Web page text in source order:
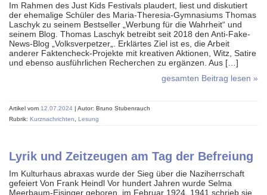
Im Rahmen des Just Kids Festivals plaudert, liest und diskutiert
der ehemalige Schüler des Maria-Theresia-Gymnasiums Thomas
Laschyk zu seinem Bestseller „Werbung für die Wahrheit“ und
seinem Blog. Thomas Laschyk betreibt seit 2018 den Anti-Fake-
News-Blog „Volksverpetzer„. Erklärtes Ziel ist es, die Arbeit
anderer Faktencheck-Projekte mit kreativen Aktionen, Witz, Satire
und ebenso ausführlichen Recherchen zu ergänzen. Aus […]
gesamten Beitrag lesen »
Artikel vom 12.07.2024 | Autor: Bruno Stubenrauch
Rubrik: Kurznachrichten Lesung
Lyrik und Zeitzeugen am Tag der Befreiung
Im Kulturhaus abraxas wurde der Sieg über die Naziherrschaft
gefeiert Von Frank Heindl Vor hundert Jahren wurde Selma
Meerbaum-Eisinger geboren, im Februar 1924. 1941 schrieb sie